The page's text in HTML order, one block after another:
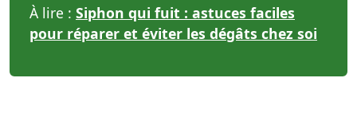
À lire : Siphon qui fuit : astuces faciles
pour réparer et éviter les dégâts chez soi